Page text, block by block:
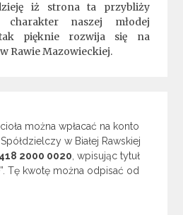
iż strona ta przybliży
naszej młodej
pięknie rozwija się na
Rawie Mazowieckiej.
można wpłacać na konto
w Białej Rawskiej
2000 0020, wpisując tytuł
Tę kwotę można odpisać od